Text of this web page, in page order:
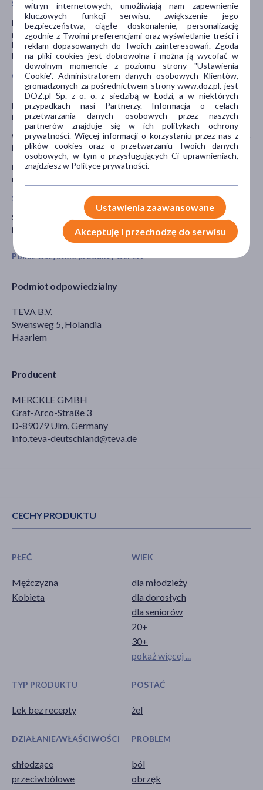
Pokaż wszystkie produkty OLFEN
Podmiot odpowiedzialny
TEVA B.V.
Swensweg 5, Holandia
Haarlem
Producent
MERCKLE GMBH
Graf-Arco-Straße 3
D-89079 Ulm, Germany
info.teva-deutschland@teva.de
Stosowanie innych leków
Należy powiedzieć lekarzowi lub farmaceucie o wszystkich lekach
przyjmowanych przez pacjenta obecnie lub ostatnio, a także o
lekach, które pacjent planuje przyjmować, w tym również o tych,
które wydawane są bez recepty.
Ciąża i karmienie piersią
Jeśli pacjentka jest w ciąży lub karmi piersią, przypuszcza, że może
być w ciąży lub gdy planuje mieć dziecko powinna poradzić się
lekarza lub farmaceuty przed zastosowaniem tego leku.
W okresie ciąży (pierwszych sześć miesięcy) wyłącznie na zlecenie
lekarza. Stosowane w III trymestrze ciąży jest przeciwwskazane.
Diklofenak przenika do mleka kobiet karmiących piersią (w
niewielkich ilościach).
Stosowanie leku u dzieci i młodzieży
Stosowanie leku u dzieci i młodzieży poniżej 14 lat jest
przeciwwskazane.
CECHY PRODUKTU
PŁEĆ
Mężczyzna
Kobieta
WIEK
dla młodzieży
dla dorosłych
dla seniorów
20+
30+
pokaż więcej ...
TYP PRODUKTU
Lek bez recepty
POSTAĆ
żel
DZIAŁANIE/WŁAŚCIWOŚCI
chłodzące
przeciwbólowe
PROBLEM
ból
obrzęk
witryn internetowych, umożliwiają nam zapewnienie
kluczowych funkcji serwisu, zwiększenie jego
bezpieczeństwa, ciągłe doskonalenie, personalizację
zgodnie z Twoimi preferencjami oraz wyświetlanie treści i
reklam dopasowanych do Twoich zainteresowań. Zgoda
na pliki cookies jest dobrowolna i można ją wycofać w
dowolnym momencie z poziomu strony "Ustawienia
Cookie". Administratorem danych osobowych Klientów,
gromadzonych za pośrednictwem strony www.doz.pl, jest
DOZ.pl Sp. z o. o. z siedzibą w Łodzi, a w niektórych
przypadkach nasi Partnerzy. Informacja o celach
przetwarzania danych osobowych przez naszych
partnerów znajduje się w ich politykach ochrony
prywatności. Więcej informacji o korzystaniu przez nas z
plików cookies oraz o przetwarzaniu Twoich danych
osobowych, w tym o przysługujących Ci uprawnieniach,
znajdziesz w Polityce prywatności.
Ustawienia zaawansowane
Akceptuję i przechodzę do serwisu